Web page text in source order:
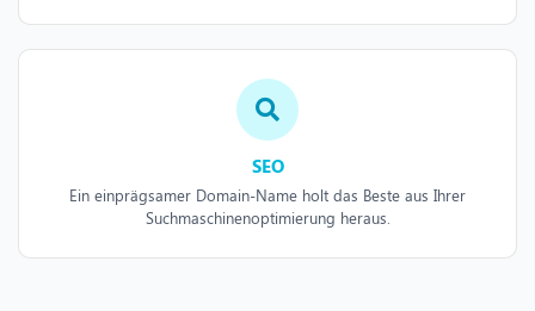
SEO
Ein einprägsamer Domain-Name holt das Beste aus Ihrer
Suchmaschinenoptimierung heraus.